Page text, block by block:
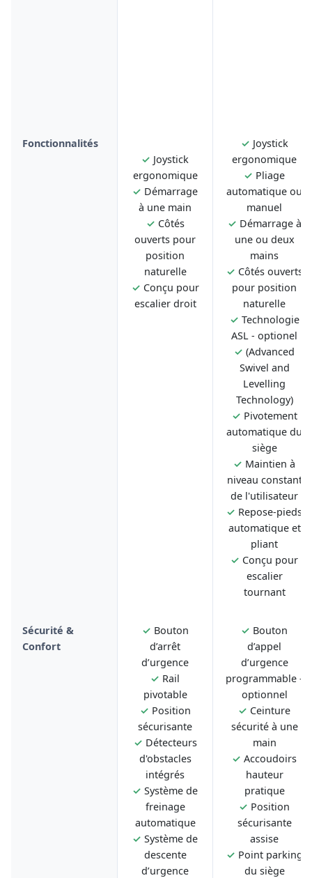
Fonctionnalités
✓ Joystick
ergonomique
✓ Démarrage
à une main
✓ Côtés
ouverts pour
position
naturelle
✓ Conçu pour
escalier droit
✓ Joystick
ergonomique
✓ Pliage
automatique ou
manuel
✓ Démarrage à
une ou deux
mains
✓ Côtés ouverts
pour position
naturelle
✓ Technologie
ASL - optionel
✓ (Advanced
Swivel and
Levelling
Technology)
✓ Pivotement
automatique du
siège
✓ Maintien à
niveau constant
de l'utilisateur
✓ Repose-pieds
automatique et
pliant
✓ Conçu pour
escalier
tournant
Sécurité &
Confort
✓ Bouton
d’arrêt
d’urgence
✓ Rail
pivotable
✓ Position
sécurisante
✓ Détecteurs
d'obstacles
intégrés
✓ Système de
freinage
automatique
✓ Système de
descente
d’urgence
✓ Bouton
d’appel
d’urgence
programmable -
optionnel
✓ Ceinture
sécurité à une
main
✓ Accoudoirs
hauteur
pratique
✓ Position
sécurisante
assise
✓ Point parking
du siège